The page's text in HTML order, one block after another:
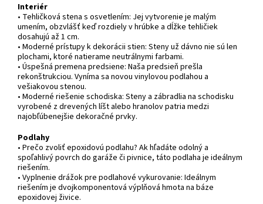
Interiér
• Tehličková stena s osvetlením: Jej vytvorenie je malým
umením, obzvlášť keď rozdiely v hrúbke a dĺžke tehličiek
dosahujú až 1 cm.
• Moderné prístupy k dekorácii stien: Steny už dávno nie sú len
plochami, ktoré natierame neutrálnymi farbami.
• Úspešná premena predsiene: Naša predsieň prešla
rekonštrukciou. Vyníma sa novou vinylovou podlahou a
vešiakovou stenou.
• Moderné riešenie schodiska: Steny a zábradlia na schodisku
vyrobené z drevených líšt alebo hranolov patria medzi
najobľúbenejšie dekoračné prvky.
Podlahy
• Prečo zvoliť epoxidovú podlahu? Ak hľadáte odolný a
spoľahlivý povrch do garáže či pivnice, táto podlaha je ideálnym
riešením.
• Vyplnenie drážok pre podlahové vykurovanie: Ideálnym
riešením je dvojkomponentová výplňová hmota na báze
epoxidovej živice.